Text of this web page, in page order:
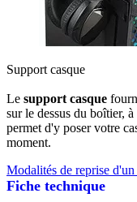
Fiche technique
Support casque
Le support casque
sur le dessus du boîtier,
permet d'y poser votre
moment.
Modalités de reprise